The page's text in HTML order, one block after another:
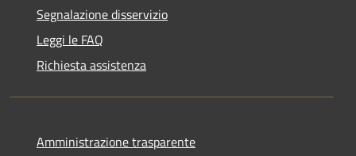
Segnalazione disservizio
Leggi le FAQ
Richiesta assistenza
Amministrazione trasparente